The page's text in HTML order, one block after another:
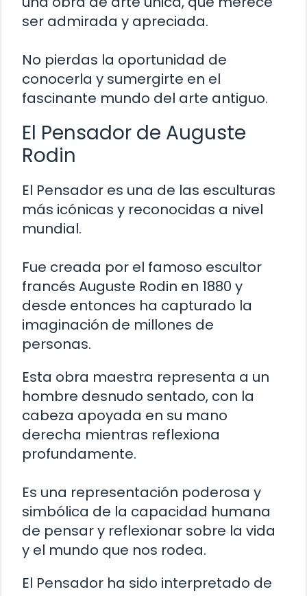
ser admirada y apreciada.
No pierdas la oportunidad de
conocerla y sumergirte en el
fascinante mundo del arte antiguo.
El Pensador de Auguste
Rodin
El Pensador es una de las esculturas
más icónicas y reconocidas a nivel
mundial.
Fue creada por el famoso escultor
francés Auguste Rodin en 1880 y
desde entonces ha capturado la
imaginación de millones de
personas.
Esta obra maestra representa a un
hombre desnudo sentado, con la
cabeza apoyada en su mano
derecha mientras reflexiona
profundamente.
Es una representación poderosa y
simbólica de la capacidad humana
de pensar y reflexionar sobre la vida
y el mundo que nos rodea.
El Pensador ha sido interpretado de